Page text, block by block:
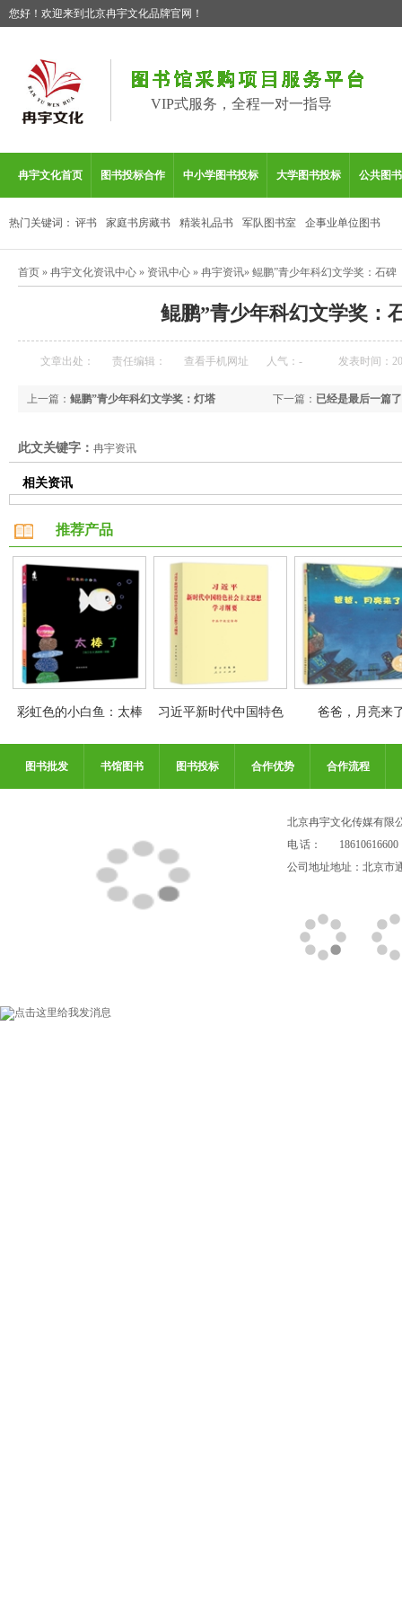
您好！欢迎来到北京冉宇文化品牌官网！
VIP式服务，全程一对一指导
冉宇文化首页 图书投标合作 中小学图书投标 大学图书投标 公共图
热门关键词： 评书 家庭书房藏书 精装礼品书 军队图书室 企事业单位图书
首页 » 冉宇文化资讯中心 » 资讯中心 » 冉宇资讯» 鲲鹏”青少年科幻文学奖：石碑
鲲鹏”青少年科幻文学奖：
文章出处： 责任编辑： 查看手机网址 人气： - 发表时间：
下一篇： 已经是最后一篇了
上一篇： 鲲鹏”青少年科幻文学奖：灯塔
此文关键字： 冉宇资讯
相关资讯
推荐产品
彩虹色的小白鱼：太棒 习近平新时代中国特色
社会主义思想学习纲要
爸爸，月亮来
图书批发 书馆图书 图书投标 合作优势 合作流程
北京冉宇文化传媒有限
电 话：
18610616600
公司地址地址：北京市